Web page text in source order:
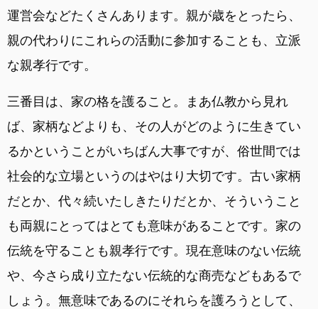
運営会などたくさんあります。親が歳をとったら、
親の代わりにこれらの活動に参加することも、立派
な親孝行です。
三番目は、家の格を護ること。まあ仏教から見れ
ば、家柄などよりも、その人がどのように生きてい
るかということがいちばん大事ですが、俗世間では
社会的な立場というのはやはり大切です。古い家柄
だとか、代々続いたしきたりだとか、そういうこと
も両親にとってはとても意味があることです。家の
伝統を守ることも親孝行です。現在意味のない伝統
や、今さら成り立たない伝統的な商売などもあるで
しょう。無意味であるのにそれらを護ろうとして、